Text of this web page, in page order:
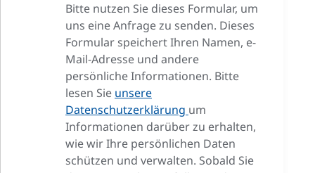
Bitte nutzen Sie dieses Formular, um
uns eine Anfrage zu senden. Dieses
Formular speichert Ihren Namen, e-
Mail-Adresse und andere
persönliche Informationen. Bitte
lesen Sie unsere
Datenschutzerklärung um
Informationen darüber zu erhalten,
wie wir Ihre persönlichen Daten
schützen und verwalten. Sobald Sie